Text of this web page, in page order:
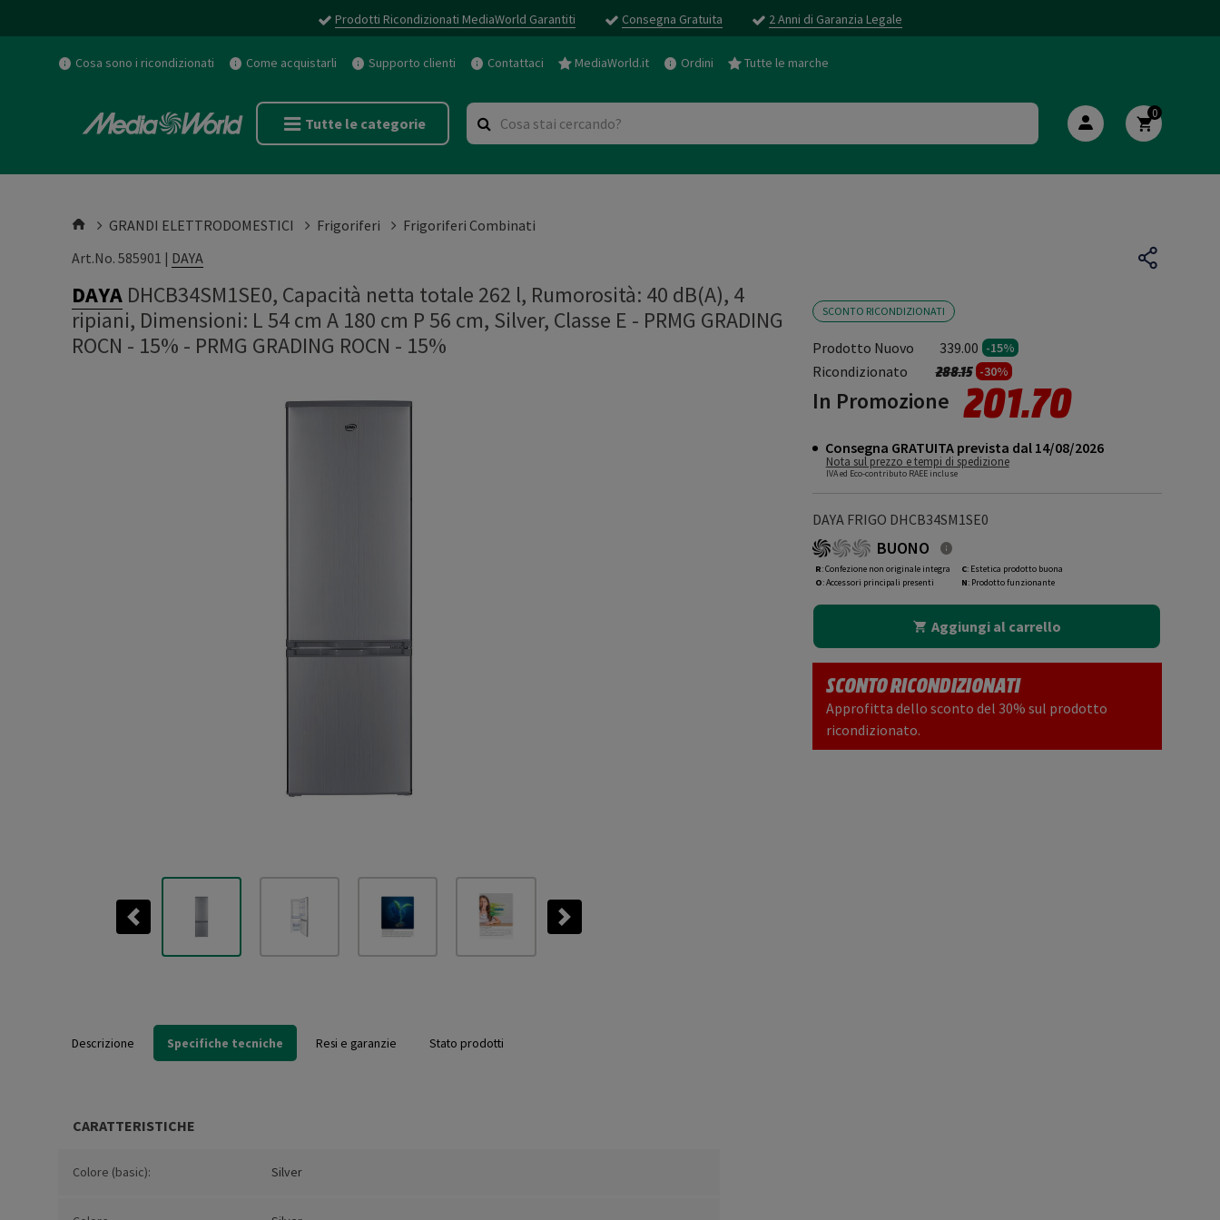
Prodotti Ricondizionati MediaWorld Garantiti Consegna Gratuita 2 Anni di Garanzia Legale
Cosa sono i ricondizionati Come acquistarli Supporto clienti Contattaci MediaWorld.it Ordini Tutte le marche
Tutte le categorie
0
GRANDI ELETTRODOMESTICI Frigoriferi
Frigoriferi Combinati
Art.No. 585901 | DAYA
DAYA DHCB34SM1SE0, Capacità netta totale 262 l, Rumorosità: 40 dB(A), 4
ripiani, Dimensioni: L 54 cm A 180 cm P 56 cm, Silver, Classe E - PRMG GRADING
ROCN - 15% - PRMG GRADING ROCN - 15%
Previous Next
SCONTO RICONDIZIONATI
Prodotto Nuovo 339.00 -15%
Ricondizionato Prezzo ridotto da
288.15a-30%
In Promozione 201.70
Consegna GRATUITA prevista dal 14/08/2026
Nota sul prezzo e tempi di spedizione
IVA ed Eco-contributo RAEE incluse
DAYA FRIGO DHCB34SM1SE0
BUONO
R: Confezione non originale integra
O: Accessori principali presenti
C: Estetica prodotto buona
N: Prodotto funzionante
Aggiungi al carrello
SCONTO RICONDIZIONATI
Approfitta dello sconto del 30% sul prodotto
ricondizionato.
Descrizione Specifiche tecniche Resi e garanzie Stato prodotti
CARATTERISTICHE
Colore (basic): Silver